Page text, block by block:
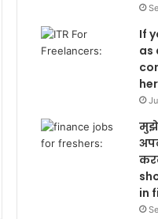
If
as
मुझे
in